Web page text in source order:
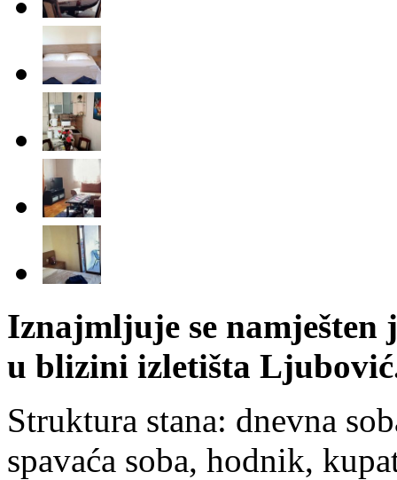
Iznajmljuje se namješten
u blizini izletišta
Struktura stana: dnevna
spavaća soba, hodnik,